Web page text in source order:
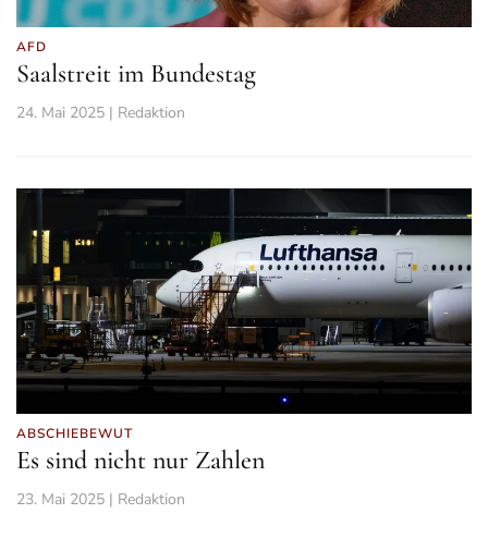
AFD
Saalstreit im Bundestag
24. Mai 2025 | Redaktion
ABSCHIEBEWUT
Es sind nicht nur Zahlen
23. Mai 2025 | Redaktion